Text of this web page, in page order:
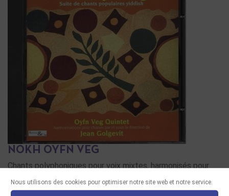
Nous utilisons des cookies pour optimiser notre site web et notre service.
NOKH OYFN VEG
Chants polyphoniques pour voix mixtes, harmonisés pour
chœur par et sous la direction de Jean Golgevit. …